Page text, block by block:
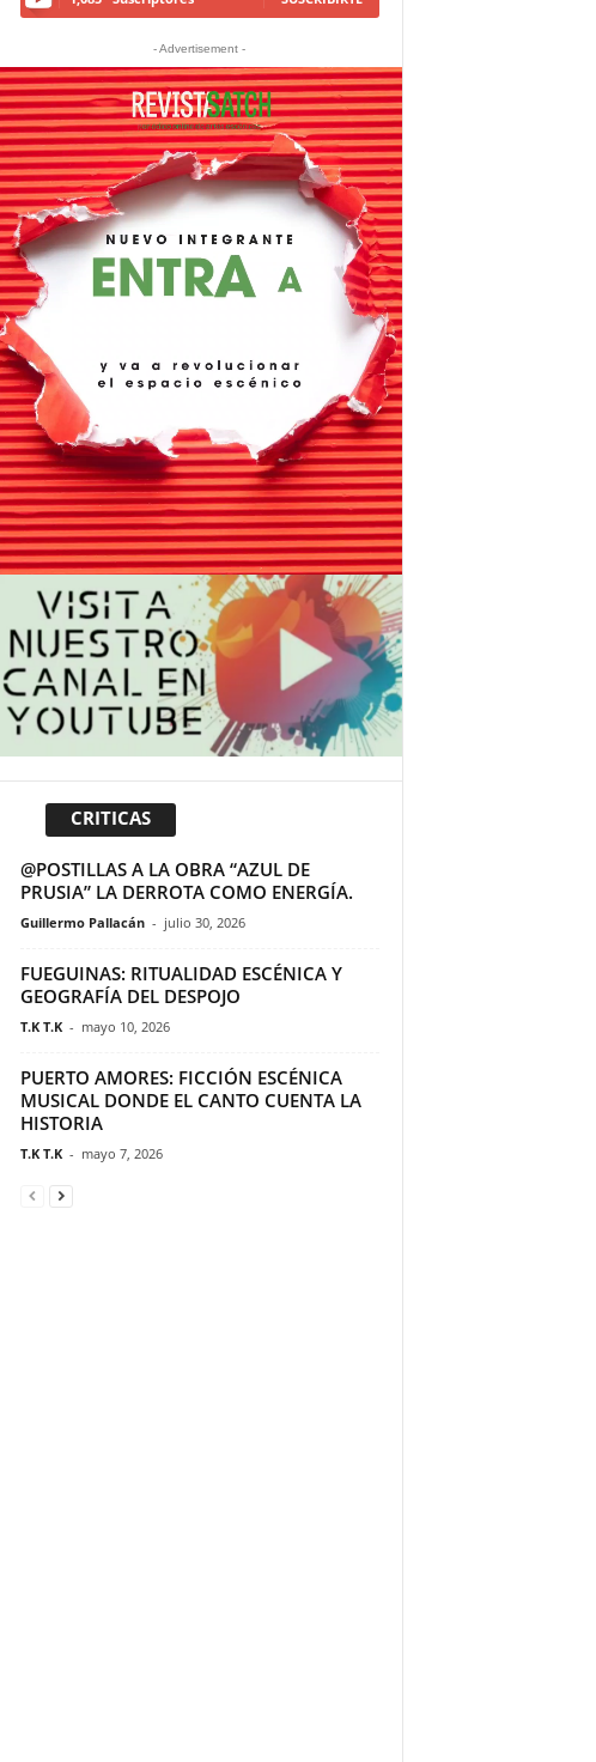
- Advertisement -
CRITICAS
@POSTILLAS A LA OBRA “AZUL DE
PRUSIA” LA DERROTA COMO ENERGÍA.
Guillermo Pallacán - julio 30, 2026
FUEGUINAS: RITUALIDAD ESCÉNICA Y
GEOGRAFÍA DEL DESPOJO
T.K T.K - mayo 10, 2026
PUERTO AMORES: FICCIÓN ESCÉNICA
MUSICAL DONDE EL CANTO CUENTA LA
HISTORIA
T.K T.K - mayo 7, 2026